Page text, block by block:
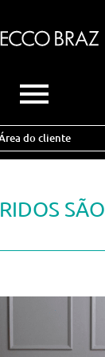
do cliente
SÃO